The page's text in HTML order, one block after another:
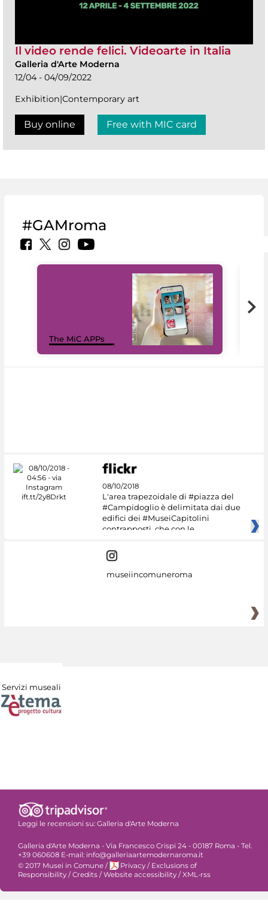
Il video rende felici. Videoarte in Italia
Galleria d'Arte Moderna
12/04 - 04/09/2022
Exhibition|Contemporary art
Buy online Free with MIC card
#GAMroma
The MiC APPs
08/10/2018
L'area trapezoidale di #piazza del
#Campidoglio è delimitata dai due
edifici dei #MuseiCapitolini
contrapposti, che con le
museiincomuneroma
Servizi museali
Leggi le recensioni su: Galleria d'Arte Moderna
Galleria d'Arte Moderna - Via Francesco Crispi 24 - 00187 Roma - Tel.
+39 060608 E-mail: info@galleriaartemodernaroma.it
© 2017 Musei in Comune / Privacy / Exclusions of
Responsibility /Credits /Website accessibility /XML-rss